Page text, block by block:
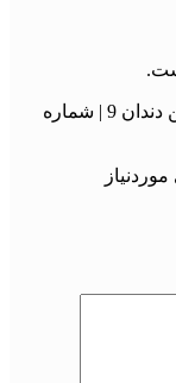
اولین کسی باشید که دیدگاهی می نویسد “نگین دندان 9 | شماره